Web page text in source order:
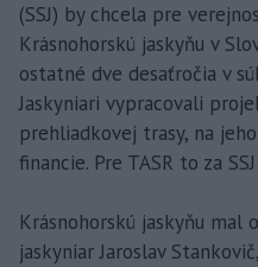
(SSJ) by chcela pre
Krásnohorskú jaskyňu v
ostatné dve desaťročia v
Jaskyniari vypracovali
prehliadkovej trasy, na
financie. Pre TASR to za
Krásnohorskú jaskyňu mal
jaskyniar Jaroslav